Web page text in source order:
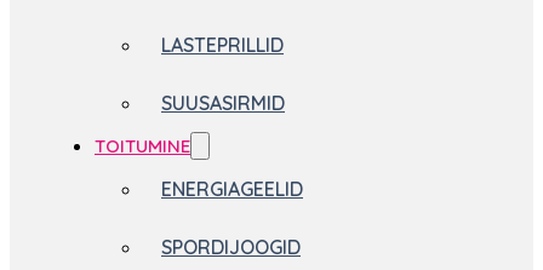
LASTEPRILLID
SUUSASIRMID
TOITUMINE
ENERGIAGEELID
SPORDIJOOGID